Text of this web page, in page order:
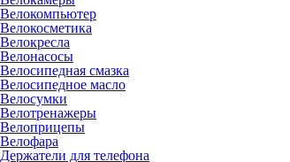
Велокомпьютер
Велокосметика
Велокресла
Велонасосы
Велосипедная смазка
Велосипедное масло
Велосумки
Велотренажеры
Велоприцепы
Велофара
Держатели для телефона